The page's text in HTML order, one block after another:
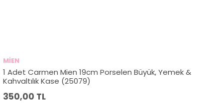
MİEN
1 Adet Carmen Mien 19cm Porselen Büyük, Yemek &
Kahvaltılık Kase (25079)
350,00 TL